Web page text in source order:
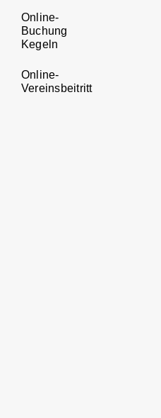
Online-
Buchung
Kegeln
Online-
Vereinsbeitritt